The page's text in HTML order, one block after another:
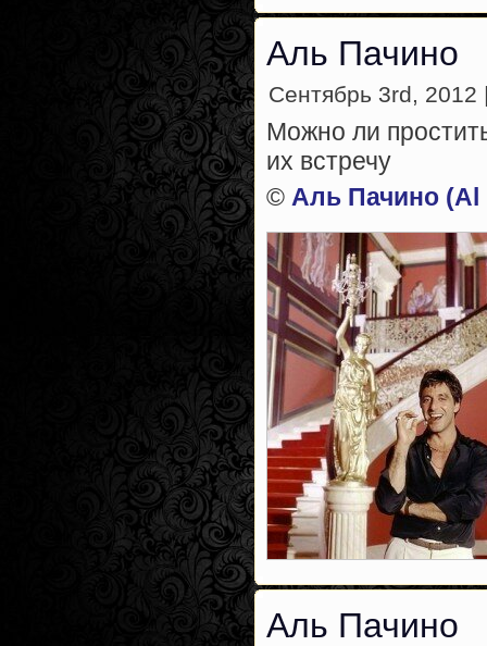
Аль Пачино
Сентябрь 3rd, 2012
Можно ли
их встречу
© Аль Пачино (Al
Аль Пачино